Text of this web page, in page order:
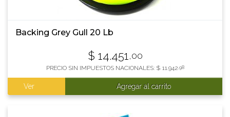
Backing Grey Gull 20 Lb
$ 14.451 ,00
PRECIO SIN IMPUESTOS NACIONALES: $ 11.942 ,98
Ver Agregar al carrito